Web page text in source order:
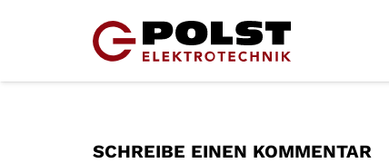
SCHREIBE EINEN KOMMENTAR